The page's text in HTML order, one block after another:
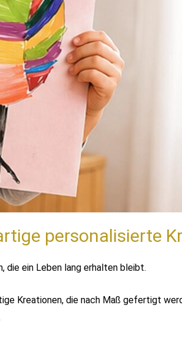
personalisierte
die ein Leben lang erhalten bleibt.
Kreationen, die nach Maß gefertigt